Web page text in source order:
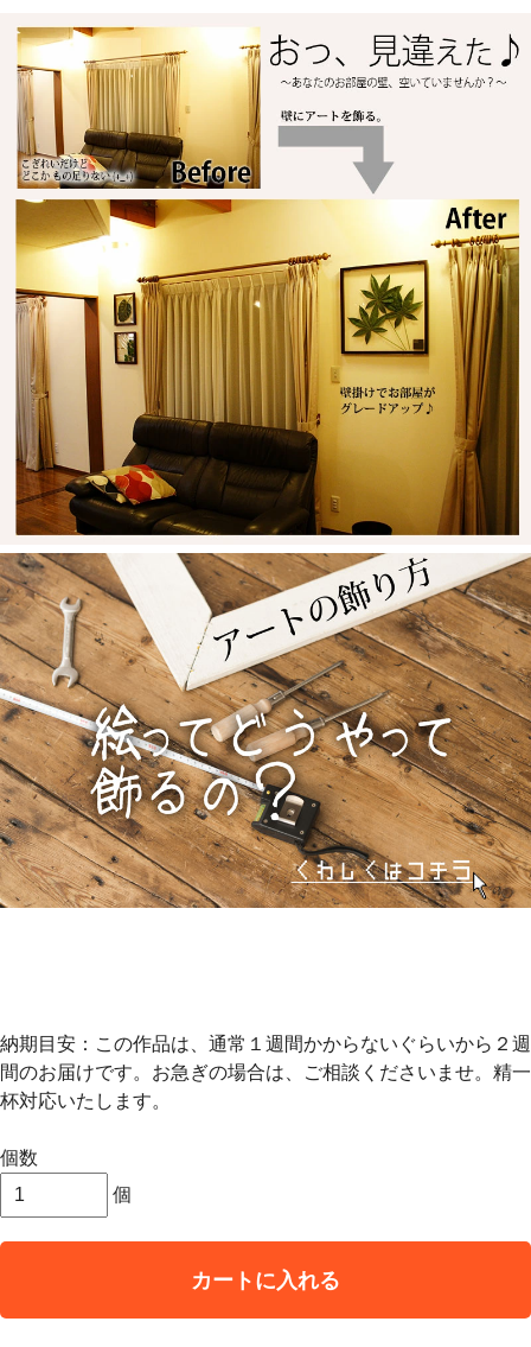
納期目安：この作品は、通常１週間かからないぐらいから２週
間のお届けです。お急ぎの場合は、ご相談くださいませ。精一
杯対応いたします。
個数
個
カートに入れる